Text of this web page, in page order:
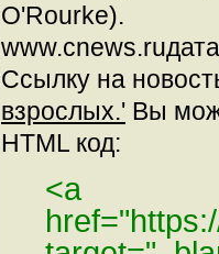
O'Rourke).
Ссылку на
взрослых.' Вы
HTML код:
<a